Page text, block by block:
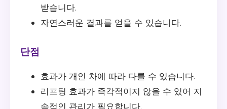
받습니다.
자연스러운 결과를 얻을 수 있습니다.
단점
효과가 개인 차에 따라 다를 수 있습니다.
리프팅 효과가 즉각적이지 않을 수 있어 지
속적인 관리가 필요합니다.